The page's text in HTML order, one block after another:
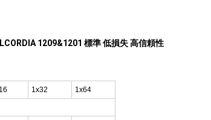
1209&1201 標準 低損失 高信頼性
1x32 1x64